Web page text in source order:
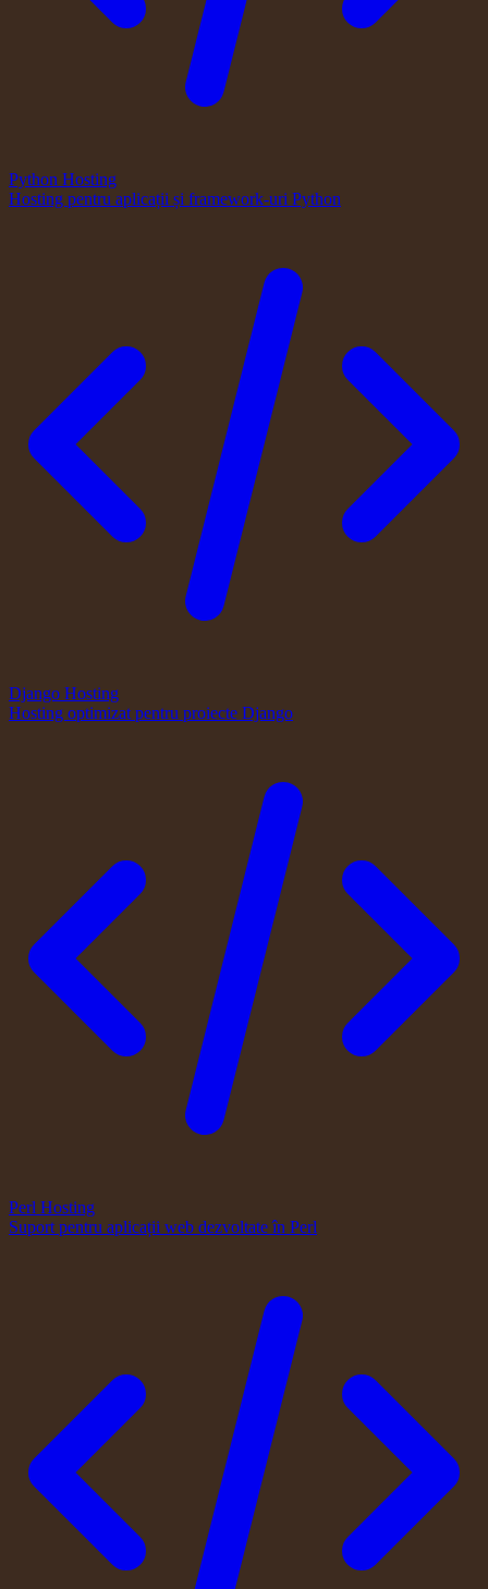
Python Hosting
Hosting pentru aplicații și framework-uri Python
Django Hosting
Hosting optimizat pentru proiecte Django
Perl Hosting
Suport pentru aplicații web dezvoltate în Perl